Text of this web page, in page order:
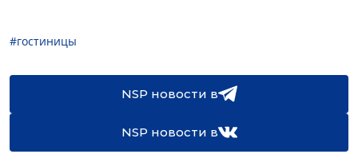
#гостиницы
NSP новости в
NSP новости в